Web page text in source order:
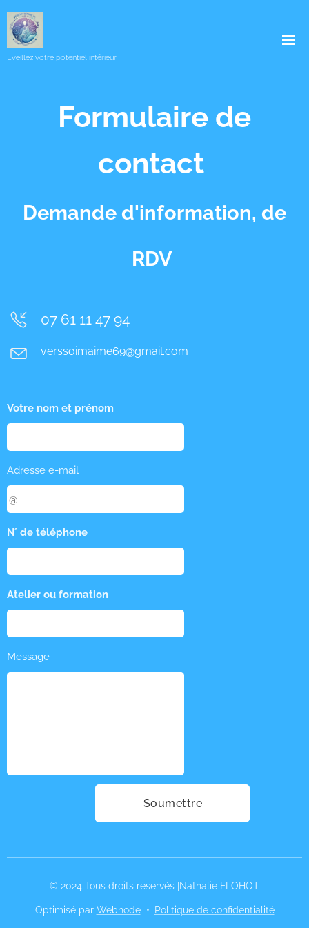
Eveillez votre potentiel intérieur
Formulaire de
contact
Demande d'information, de
RDV
07 61 11 47 94
verssoimaime69@gmail.com
Votre nom et prénom
Adresse e-mail
N° de téléphone
Atelier ou formation
Message
Soumettre
© 2024 Tous droits réservés |Nathalie FLOHOT
Optimisé par Webnode Politique de confidentialité